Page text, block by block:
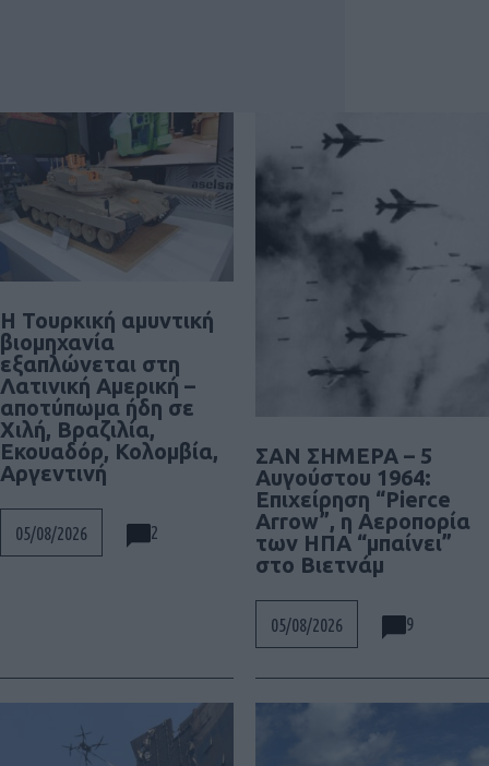
Η Τουρκική αμυντική
βιομηχανία
εξαπλώνεται στη
Λατινική Αμερική –
αποτύπωμα ήδη σε
Χιλή, Βραζιλία,
Εκουαδόρ, Κολομβία,
Αργεντινή
05/08/2026 2
ΣΑΝ ΣΗΜΕΡΑ – 5
Αυγούστου 1964:
Επιχείρηση “Pierce
Arrow”, η Αεροπορία
των ΗΠΑ “μπαίνει”
στο Βιετνάμ
05/08/2026 9